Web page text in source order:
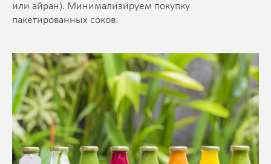
или айран). Минимализируем покупку
пакетированных соков.